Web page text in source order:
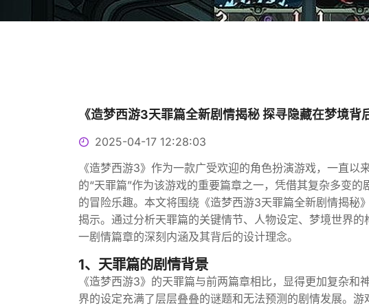
《造梦西游3天罪篇全新剧情揭秘 探寻隐藏在梦境背
2025-04-17 12:28:03
《造梦西游3》作为一款广受欢迎的角色扮演游戏，一直
的“天罪篇”作为该游戏的重要篇章之一，凭借其复杂多变
的冒险乐趣。本文将围绕《造梦西游3天罪篇全新剧情揭秘
揭示。通过分析天罪篇的关键情节、人物设定、梦境世界
一剧情篇章的深刻内涵及其背后的设计理念。
1、天罪篇的剧情背景
《造梦西游3》的天罪篇与前两篇章相比，显得更加复杂
界的设定充满了层层叠叠的谜题和无法预测的剧情发展。